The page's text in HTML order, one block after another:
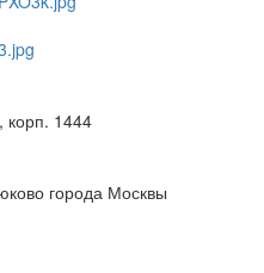
корп. 1444
города Москвы